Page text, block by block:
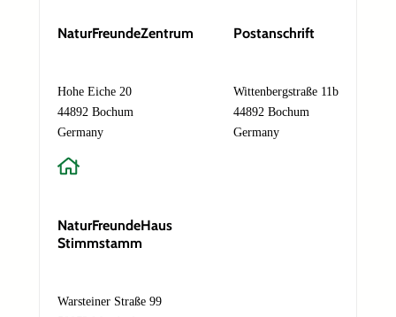
E
-
M
i
l
d
r
s
Nachricht*
NaturFreundeZentrum
Hohe Eiche 20
44892 Bochum
Germany
Postanschrift
Wittenbergstraße 11b
44892 Bochum
Germany
NaturFreundeHaus
Stimmstamm
Warsteiner Straße 99